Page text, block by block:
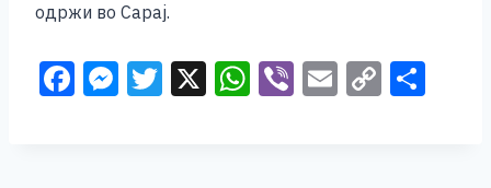
одржи во Сарај.
F M T X W Vi E C